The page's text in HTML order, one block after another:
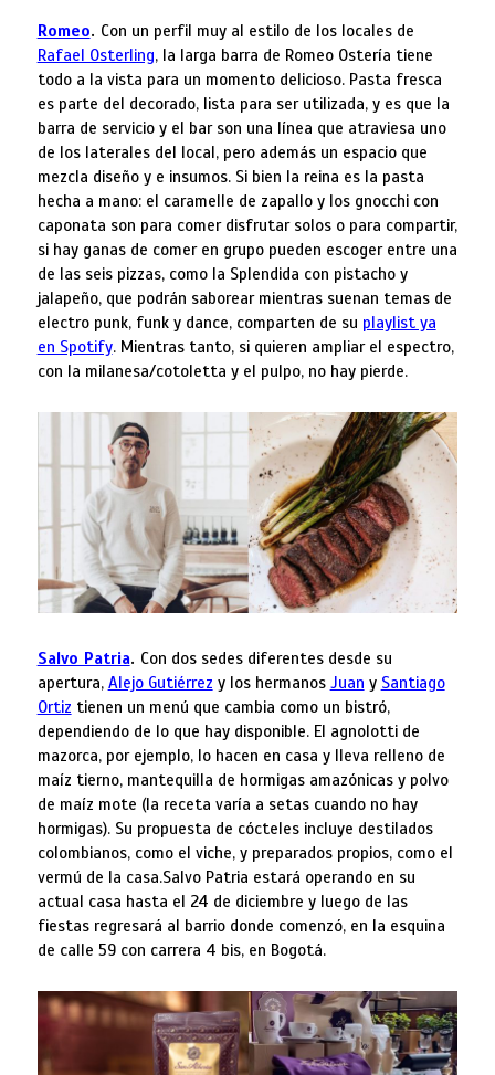
Romeo. Con un perfil muy al estilo de los locales de
Rafael Osterling, la larga barra de Romeo Ostería tiene
todo a la vista para un momento delicioso. Pasta fresca
es parte del decorado, lista para ser utilizada, y es que la
barra de servicio y el bar son una línea que atraviesa uno
de los laterales del local, pero además un espacio que
mezcla diseño y e insumos. Si bien la reina es la pasta
hecha a mano: el caramelle de zapallo y los gnocchi con
caponata son para comer disfrutar solos o para compartir,
si hay ganas de comer en grupo pueden escoger entre una
de las seis pizzas, como la Splendida con pistacho y
jalapeño, que podrán saborear mientras suenan temas de
electro punk, funk y dance, comparten de su playlist ya
en Spotify. Mientras tanto, si quieren ampliar el espectro,
con la milanesa/cotoletta y el pulpo, no hay pierde.
Salvo Patria. Con dos sedes diferentes desde su
apertura, Alejo Gutiérrez y los hermanos Juan y Santiago
Ortiz tienen un menú que cambia como un bistró,
dependiendo de lo que hay disponible. El agnolotti de
mazorca, por ejemplo, lo hacen en casa y lleva relleno de
maíz tierno, mantequilla de hormigas amazónicas y polvo
de maíz mote (la receta varía a setas cuando no hay
hormigas). Su propuesta de cócteles incluye destilados
colombianos, como el viche, y preparados propios, como el
vermú de la casa.Salvo Patria estará operando en su
actual casa hasta el 24 de diciembre y luego de las
fiestas regresará al barrio donde comenzó, en la esquina
de calle 59 con carrera 4 bis, en Bogotá.